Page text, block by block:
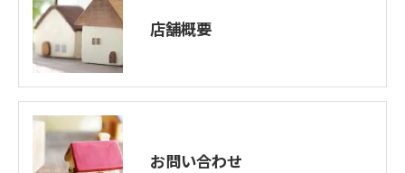
店舗概要
お問い合わせ